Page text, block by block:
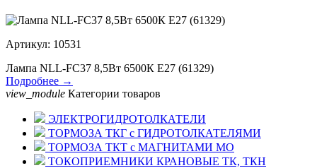
Артикул: 10531
Лампа NLL-FC37 8,5Вт 6500К Е27 (61329)
Подробнее →
view_module Категории товаров
ЭЛЕКТРОГИДРОТОЛКАТЕЛИ
ТОРМОЗА ТКГ с ГИДРОТОЛКАТЕЛЯМИ
ТОРМОЗА ТКТ с МАГНИТАМИ МО
ТОКОПРИЕМНИКИ КРАНОВЫЕ ТК, ТКН